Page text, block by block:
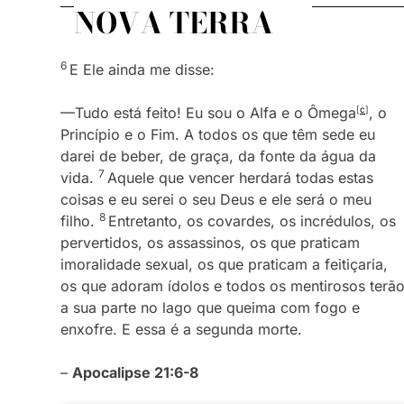
NOVA TERRA
6 E Ele ainda me disse:
—Tudo está feito! Eu sou o Alfa e o Ômega[c], o
Princípio e o Fim. A todos os que têm sede eu
darei de beber, de graça, da fonte da água da
vida. 7 Aquele que vencer herdará todas estas
coisas e eu serei o seu Deus e ele será o meu
filho. 8 Entretanto, os covardes, os incrédulos, os
pervertidos, os assassinos, os que praticam
imoralidade sexual, os que praticam a feitiçaria,
os que adoram ídolos e todos os mentirosos terão
a sua parte no lago que queima com fogo e
enxofre. E essa é a segunda morte.
– Apocalipse 21:6-8